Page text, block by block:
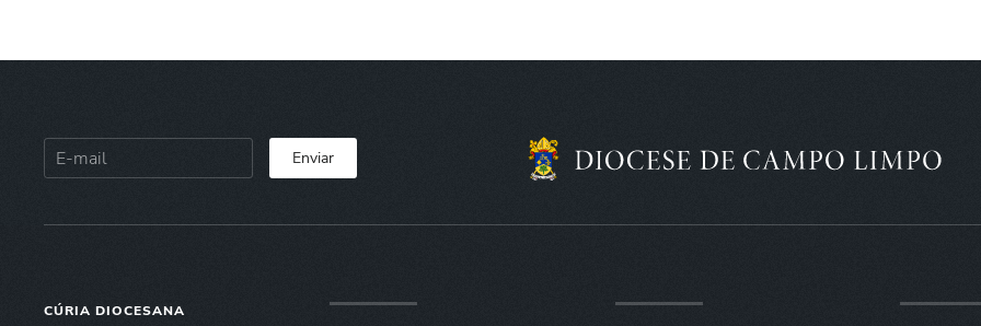
Enviar
CÚRIA DIOCESANA